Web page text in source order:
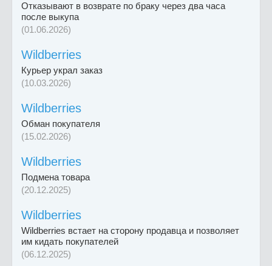
Отказывают в возврате по браку через два часа
после выкупа
(01.06.2026)
Wildberries
Курьер украл заказ
(10.03.2026)
Wildberries
Обман покупателя
(15.02.2026)
Wildberries
Подмена товара
(20.12.2025)
Wildberries
Wildberries встает на сторону продавца и позволяет
им кидать покупателей
(06.12.2025)